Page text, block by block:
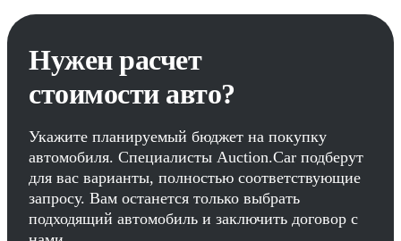
Нужен расчет
стоимости авто?
Укажите планируемый бюджет на покупку
автомобиля. Специалисты Auction.Car подберут
для вас варианты, полностью соответствующие
запросу. Вам останется только выбрать
подходящий автомобиль и заключить договор с